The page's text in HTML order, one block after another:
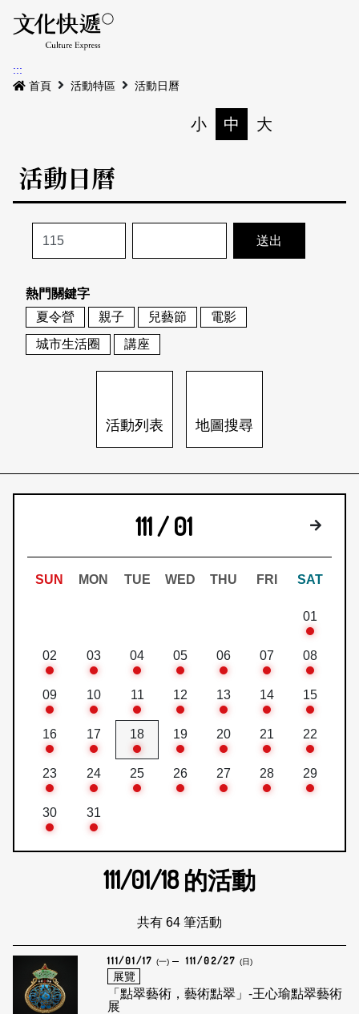
最新公告
本期專題
歷史專題
活動特區
活動列表
地圖搜尋
關於我們
關於我們
刊物索取地點
會員基本資料
刊登活動
網站導覽 English
日本語 登入/註冊
:::
首頁
活動特區 活動日曆
小 中 大
活動日曆
熱門關鍵字
夏令營
親子 兒藝節
電影
城市生活圈
講座
活動列表 地圖搜尋
111 / 01 下個月
SUN MON TUE WED THU FRI SAT
01
02 03 04 05 06 07 08
09 10 11 12 13 14 15
16 17 18 19 20 21 22
23 24 25 26 27 28 29
30 31
111/01/18的活動
共有 64 筆活動
111/01/17 (一) 111/02/27 (日)
展覽
「點翠藝術，藝術點翠」-王心瑜點翠藝術
展